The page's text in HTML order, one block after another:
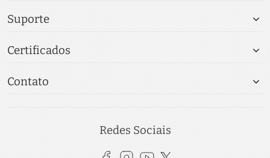
Suporte
Certificados
Contato
Redes Sociais